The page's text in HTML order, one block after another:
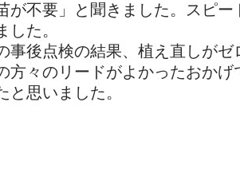
が不要」と聞きました。スピ
した。
事後点検の結果、植え直しが
方々のリードがよかったおか
と思いました。